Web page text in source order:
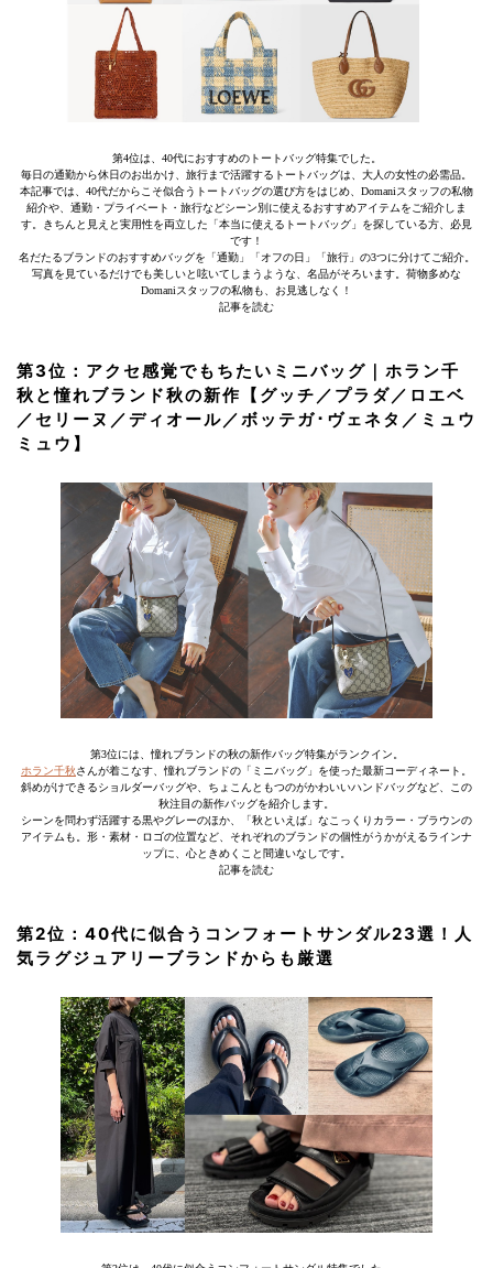
第4位は、40代におすすめのトートバッグ特集でした。
毎日の通勤から休日のお出かけ、旅行まで活躍するトートバッグは、大人の女性の必需品。
本記事では、40代だからこそ似合うトートバッグの選び方をはじめ、Domaniスタッフの私物
紹介や、通勤・プライベート・旅行などシーン別に使えるおすすめアイテムをご紹介しま
す。きちんと見えと実用性を両立した「本当に使えるトートバッグ」を探している方、必見
です！
名だたるブランドのおすすめバッグを「通勤」「オフの日」「旅行」の3つに分けてご紹介。
写真を見ているだけでも美しいと呟いてしまうような、名品がそろいます。荷物多めな
Domaniスタッフの私物も、お見逃しなく！
記事を読む
第3位：アクセ感覚でもちたいミニバッグ｜ホラン千
秋と憧れブランド秋の新作【グッチ／プラダ／ロエベ
／セリーヌ／ディオール／ボッテガ･ヴェネタ／ミュウ
ミュウ】
第3位には、憧れブランドの秋の新作バッグ特集がランクイン。
ホラン千秋さんが着こなす、憧れブランドの「ミニバッグ」を使った最新コーディネート。
斜めがけできるショルダーバッグや、ちょこんともつのがかわいいハンドバッグなど、この
秋注目の新作バッグを紹介します。
シーンを問わず活躍する黒やグレーのほか、「秋といえば」なこっくりカラー・ブラウンの
アイテムも。形・素材・ロゴの位置など、それぞれのブランドの個性がうかがえるラインナ
ップに、心ときめくこと間違いなしです。
記事を読む
第2位：40代に似合うコンフォートサンダル23選！人
気ラグジュアリーブランドからも厳選